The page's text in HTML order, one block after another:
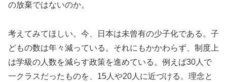
の放棄ではないのか。
考えてみてほしい。今、日本は未曾有の少子化である。子
どもの数は年々減っている。それにもかかわらず、制度上
は学級の人数を減らす政策を進めている。例えば30人で
一クラスだったものを、15人や20人に近づける。理念と